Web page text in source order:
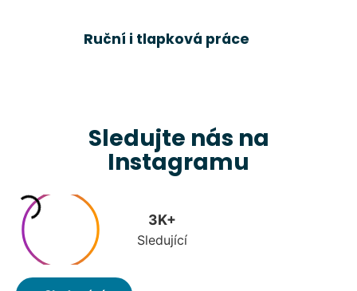
Ruční i tlapková práce
Sledujte nás na
Instagramu